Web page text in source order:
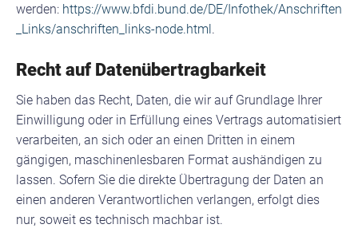
werden: https://www.bfdi.bund.de/DE/Infothek/Anschriften
_Links/anschriften_links-node.html.
Recht auf Datenübertragbarkeit
Sie haben das Recht, Daten, die wir auf Grundlage Ihrer
Einwilligung oder in Erfüllung eines Vertrags automatisiert
verarbeiten, an sich oder an einen Dritten in einem
gängigen, maschinenlesbaren Format aushändigen zu
lassen. Sofern Sie die direkte Übertragung der Daten an
einen anderen Verantwortlichen verlangen, erfolgt dies
nur, soweit es technisch machbar ist.